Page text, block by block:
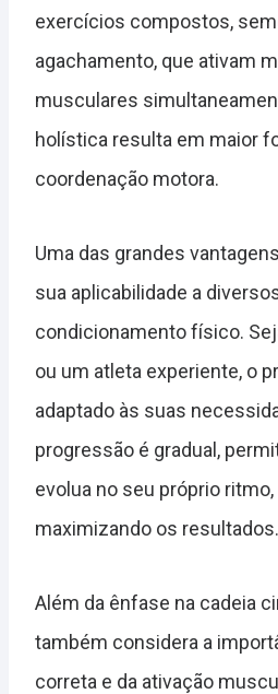
exercícios compostos,
agachamento, que ativam
musculares
holística resulta em maior
coordenação motora.
Uma das grandes
sua aplicabilidade a
condicionamento físico.
ou um atleta experiente, o
adaptado às suas
progressão é gradual,
evolua no seu próprio
maximizando os resultados.
Além da ênfase na cadeia
também considera a
correta e da ativação